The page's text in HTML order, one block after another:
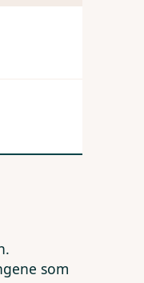
som